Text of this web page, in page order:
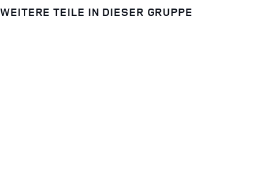
WEITERE TEILE IN DIESER GRUPPE